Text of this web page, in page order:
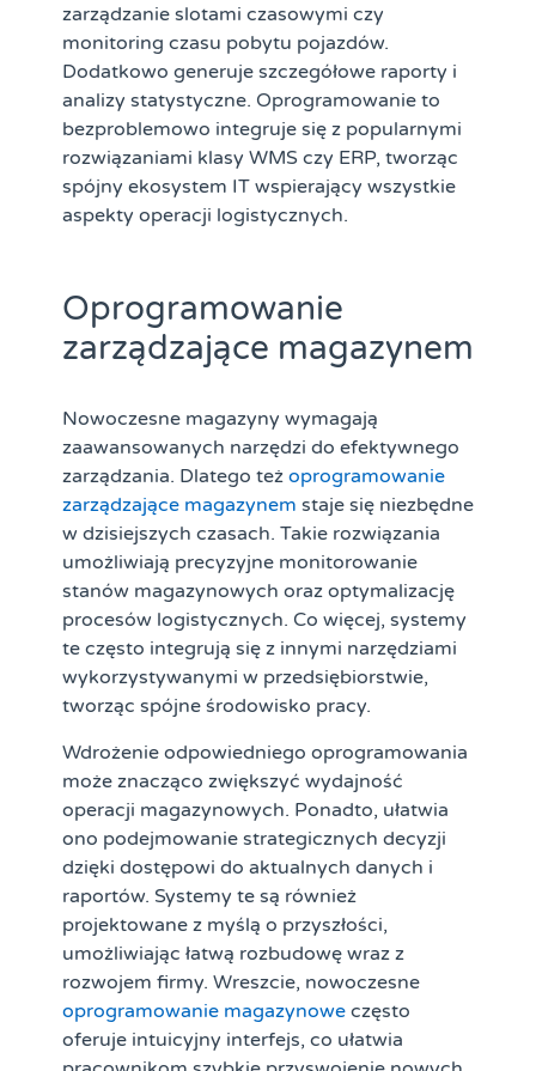
zarządzanie slotami czasowymi czy
monitoring czasu pobytu pojazdów.
Dodatkowo generuje szczegółowe raporty i
analizy statystyczne. Oprogramowanie to
bezproblemowo integruje się z popularnymi
rozwiązaniami klasy WMS czy ERP, tworząc
spójny ekosystem IT wspierający wszystkie
aspekty operacji logistycznych.
Oprogramowanie
zarządzające magazynem
Nowoczesne magazyny wymagają
zaawansowanych narzędzi do efektywnego
zarządzania. Dlatego też oprogramowanie
zarządzające magazynem staje się niezbędne
w dzisiejszych czasach. Takie rozwiązania
umożliwiają precyzyjne monitorowanie
stanów magazynowych oraz optymalizację
procesów logistycznych. Co więcej, systemy
te często integrują się z innymi narzędziami
wykorzystywanymi w przedsiębiorstwie,
tworząc spójne środowisko pracy.
Wdrożenie odpowiedniego oprogramowania
może znacząco zwiększyć wydajność
operacji magazynowych. Ponadto, ułatwia
ono podejmowanie strategicznych decyzji
dzięki dostępowi do aktualnych danych i
raportów. Systemy te są również
projektowane z myślą o przyszłości,
umożliwiając łatwą rozbudowę wraz z
rozwojem firmy. Wreszcie, nowoczesne
oprogramowanie magazynowe często
oferuje intuicyjny interfejs, co ułatwia